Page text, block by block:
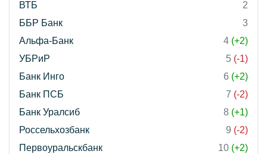
ВТБ
2
ББР Банк
3
Альфа-Банк
4 (+2)
УБРиР
5 (-1)
Банк Инго
6 (+2)
Банк ПСБ
7 (-2)
Банк Уралсиб
8 (+1)
Россельхозбанк
9 (-2)
Первоуральскбанк
10 (+2)